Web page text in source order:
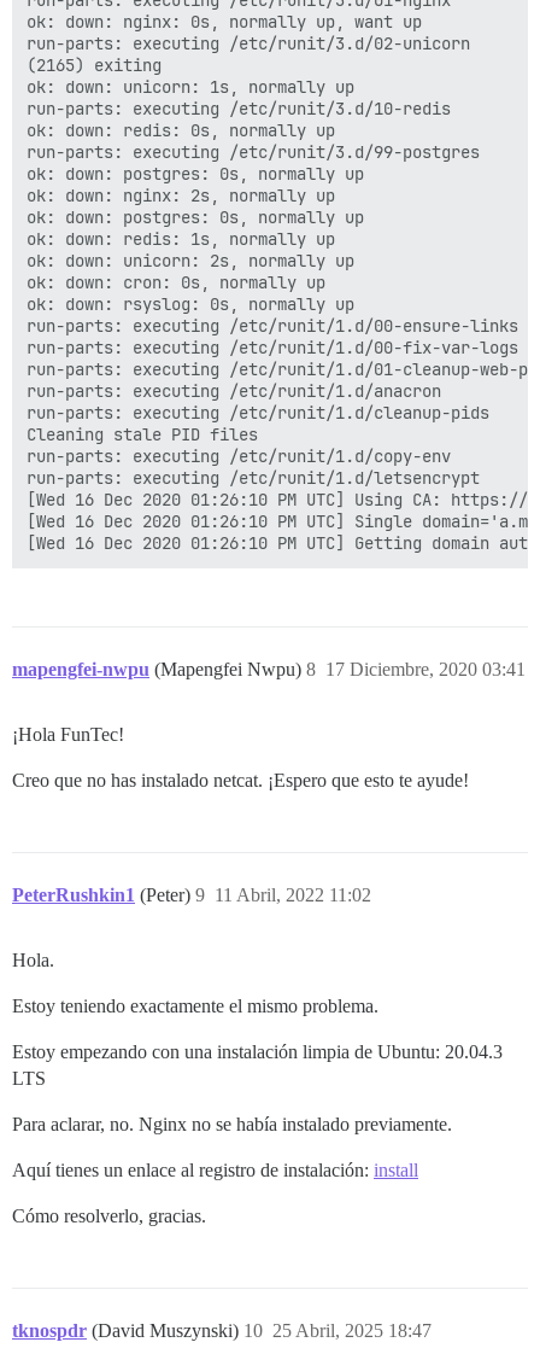
ok: down: nginx: 0s, normally up, want up
run-parts: executing /etc/runit/3.d/02-unicorn
(2165) exiting
ok: down: unicorn: 1s, normally up
run-parts: executing /etc/runit/3.d/10-redis
ok: down: redis: 0s, normally up
run-parts: executing /etc/runit/3.d/99-postgres
ok: down: postgres: 0s, normally up
ok: down: nginx: 2s, normally up
ok: down: postgres: 0s, normally up
ok: down: redis: 1s, normally up
ok: down: unicorn: 2s, normally up
ok: down: cron: 0s, normally up
ok: down: rsyslog: 0s, normally up
run-parts: executing /etc/runit/1.d/00-ensure-links
run-parts: executing /etc/runit/1.d/00-fix-var-logs
run-parts: executing /etc/runit/1.d/01-cleanup-web-
run-parts: executing /etc/runit/1.d/anacron
run-parts: executing /etc/runit/1.d/cleanup-pids
Cleaning stale PID files
run-parts: executing /etc/runit/1.d/copy-env
run-parts: executing /etc/runit/1.d/letsencrypt
[Wed 16 Dec 2020 01:26:10 PM UTC] Using CA:
[Wed 16 Dec 2020 01:26:10 PM UTC] Single
mapengfei-nwpu (Mapengfei Nwpu) 17 Diciembre, 2020 03:41
8
¡Hola FunTec!
Creo que no has instalado netcat. ¡Espero que esto te ayude!
PeterRushkin1 (Peter) 11 Abril, 2022 11:02
9
Hola.
Estoy teniendo exactamente el mismo problema.
Estoy empezando con una instalación limpia de Ubuntu: 20.04.3
LTS
Para aclarar, no. Nginx no se había instalado previamente.
Aquí tienes un enlace al registro de instalación: install
Cómo resolverlo, gracias.
tknospdr (David Muszynski) 25 Abril, 2025 18:47
10